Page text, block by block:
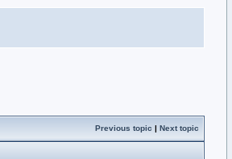
Previous topic | Next topic